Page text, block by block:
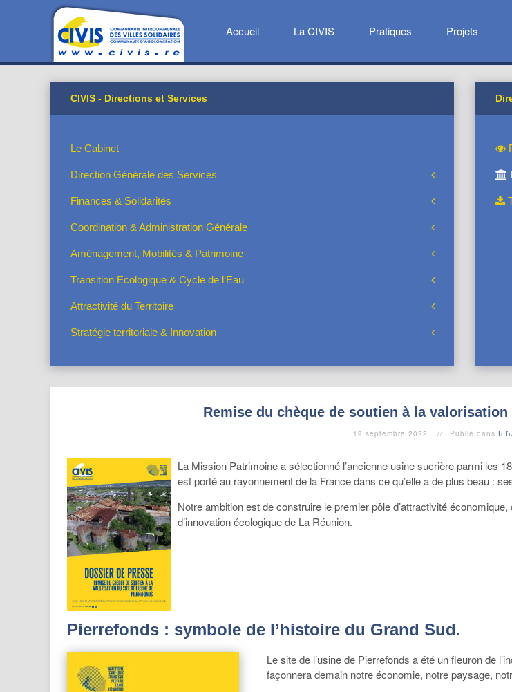
Accueil La CIVIS Pratiques Projets
CIVIS - Directions et Services
Le Cabinet
Direction Générale des Services
Finances & Solidarités
Coordination & Administration Générale
Aménagement, Mobilités & Patrimoine
Transition Ecologique & Cycle de l’Eau
Attractivité du Territoire
Stratégie territoriale & Innovation
Remise du chèque de soutien à la
19 septembre 2022 Publié dans
La Mission Patrimoine a sélectionné l’ancienne usine sucrière parmi les
est porté au rayonnement de la France dans ce qu’elle a de plus beau :
Notre ambition est de construire le premier pôle d’attractivité
d’innovation écologique de La Réunion.
Pierrefonds : symbole de l’histoire du Grand Sud.
Le site de l’usine de Pierrefonds a été un fleuron de
façonnera demain notre économie, notre paysage,